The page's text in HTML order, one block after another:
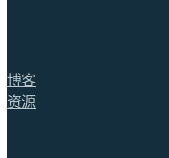
博客
资源